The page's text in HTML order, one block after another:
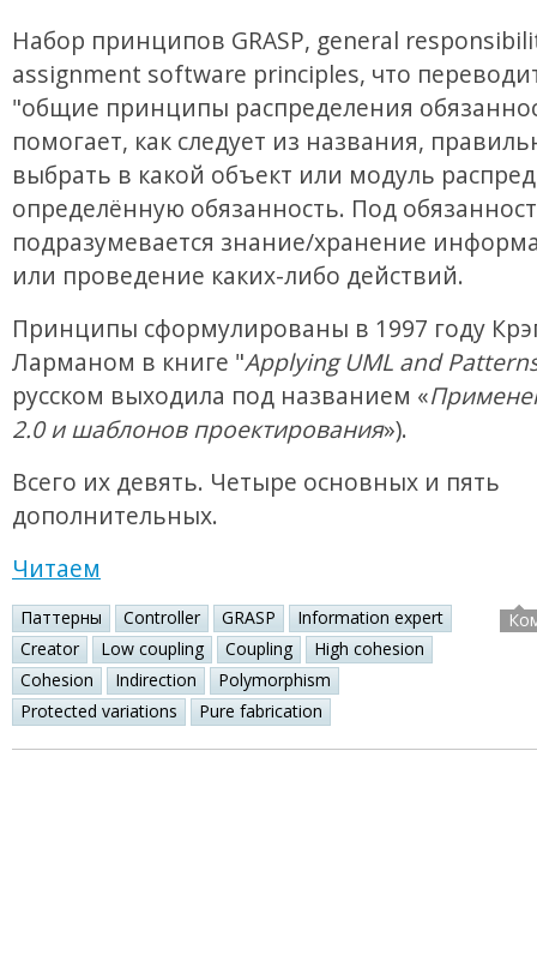
Набор принципов GRASP, general
assignment software principles, что
"общие принципы распределения
помогает, как следует из названия,
выбрать в какой объект или модуль
определённую обязанность. Под
подразумевается знание/хранение
или проведение каких-либо действий.
Принципы сформулированы в 1997 году
Ларманом в книге "Applying UML and
русском выходила под названием «
2.0 и шаблонов проектирования»).
Всего их девять. Четыре основных и пять
дополнительных.
Читаем
Паттерны Controller GRASP
Information expert
Creator
Low coupling Coupling
High cohesion
Cohesion
Indirection
Polymorphism
Protected variations
Pure fabrication